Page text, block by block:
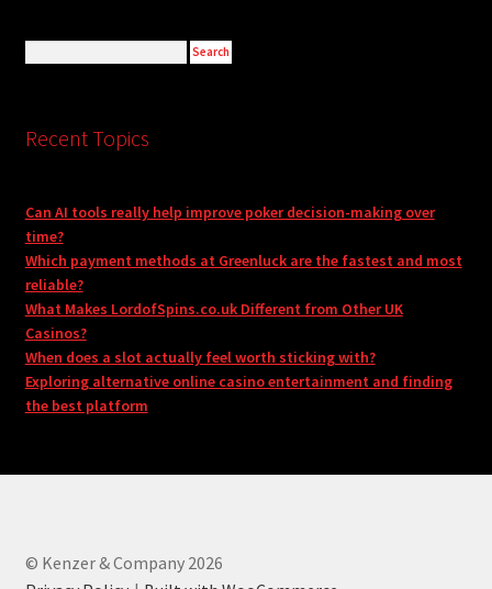
Recent Topics
Can AI tools really help improve poker decision-making over
time?
Which payment methods at Greenluck are the fastest and most
reliable?
What Makes LordofSpins.co.uk Different from Other UK
Casinos?
When does a slot actually feel worth sticking with?
Exploring alternative online casino entertainment and finding
the best platform
© Kenzer & Company 2026